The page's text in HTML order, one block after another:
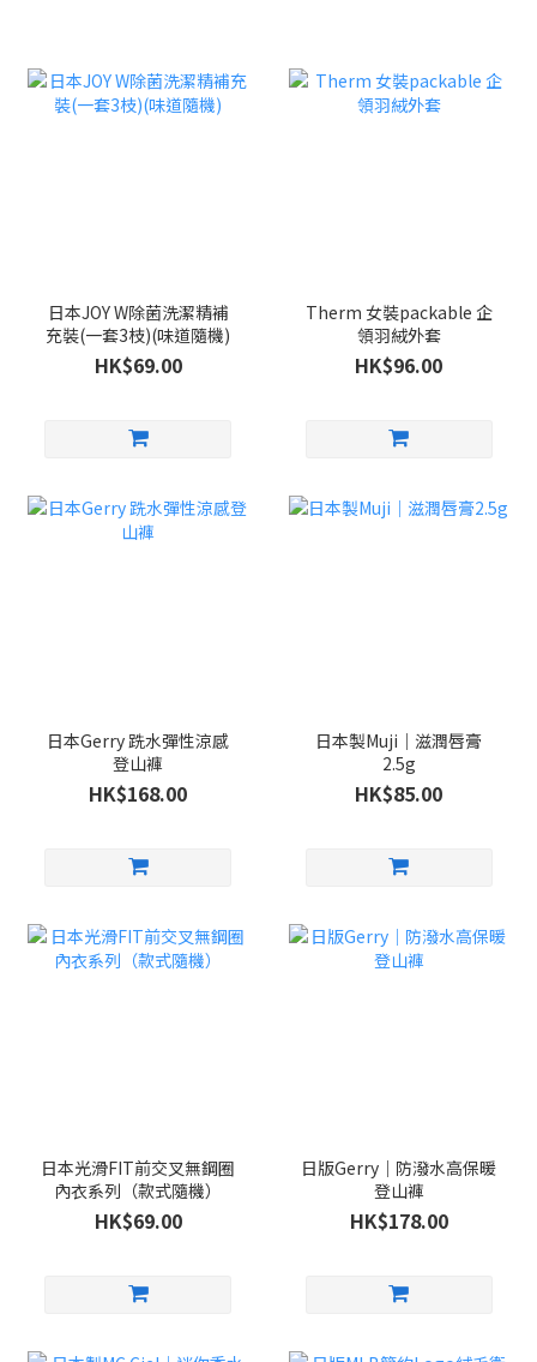
日本JOY W除菌洗潔精補
充裝(一套3枝)(味道隨機)
HK$69.00
Therm 女裝packable 企
領羽絨外套
HK$96.00
日本Gerry 跣水彈性涼感
登山褲
HK$168.00
日本製Muji｜滋潤唇膏
2.5g
HK$85.00
日本光滑FIT前交叉無鋼圈
內衣系列（款式隨機）
HK$69.00
日版Gerry｜防潑水高保暖
登山褲
HK$178.00